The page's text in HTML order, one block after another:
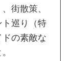
街散策、
巡り（特
の素敵な